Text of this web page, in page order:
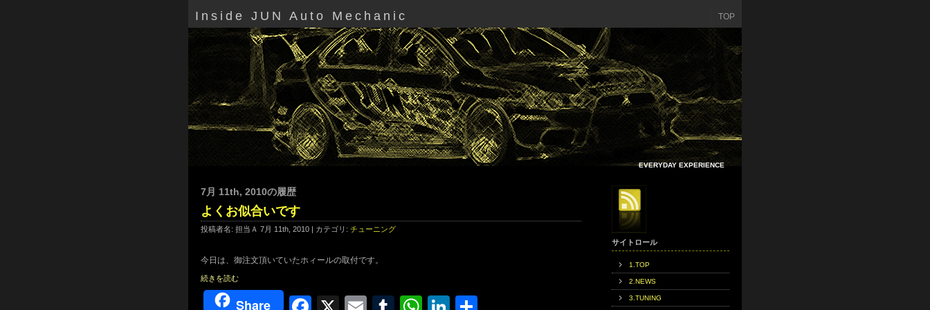
Inside JUN Auto Mechanic TOP
EVERYDAY EXPERIENCE
7月 11th, 2010の履歴
よくお似合いです
投稿者名: 担当Ａ 7月 11th, 2010 | カテゴリ: チューニング
今日は、御注文頂いていたホィールの取付です。
続きを読む
Share
サイトロール
1.TOP
2.NEWS
3.TUNING